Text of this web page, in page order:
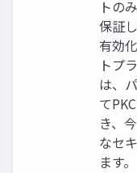
トの
保証
有効
トプ
は、
て
き、
なセ
ます。